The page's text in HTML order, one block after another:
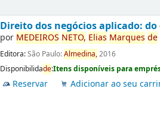
Direito dos negócios aplicado:
por MEDEIROS NETO, Elias Marques de
Editora:São Paulo:Almedina,2016
Disponibilidade:Itens disponíveis para
Reservar Adicionar ao seu